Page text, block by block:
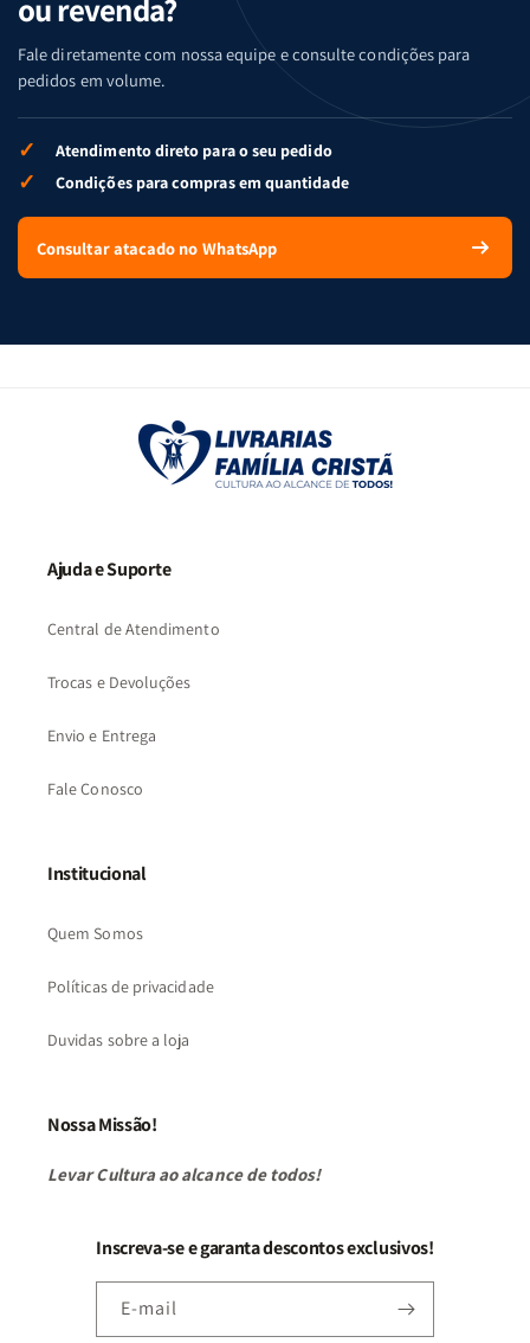
ou revenda?
Fale diretamente com nossa equipe e consulte condições para
pedidos em volume.
✓ Atendimento direto para o seu pedido
✓ Condições para compras em quantidade
Consultar atacado no WhatsApp
Ajuda e Suporte
Central de Atendimento
Trocas e Devoluções
Envio e Entrega
Fale Conosco
Institucional
Quem Somos
Políticas de privacidade
Duvidas sobre a loja
Nossa Missão!
Levar Cultura ao alcance de todos!
Inscreva-se e garanta descontos exclusivos!
E-mail